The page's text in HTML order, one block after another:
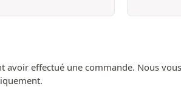
effectué une commande. Nous